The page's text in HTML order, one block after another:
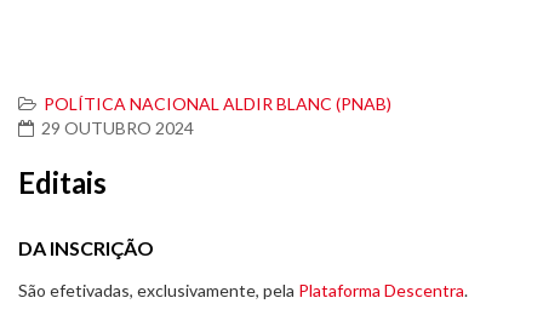
POLÍTICA NACIONAL ALDIR BLANC (PNAB)
29 OUTUBRO 2024
Editais
DA INSCRIÇÃO
São efetivadas, exclusivamente, pela Plataforma Descentra.